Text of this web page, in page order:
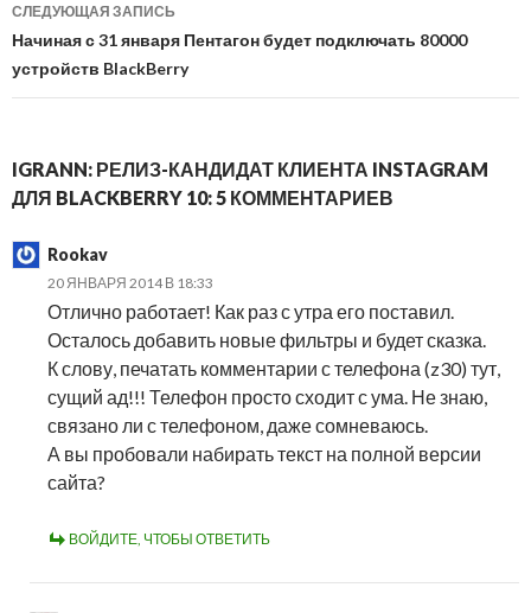
СЛЕДУЮЩАЯ ЗАПИСЬ
Начиная с 31 января Пентагон будет подключать 80000
устройств BlackBerry
IGRANN: РЕЛИЗ-КАНДИДАТ КЛИЕНТА INSTAGRAM
ДЛЯ BLACKBERRY 10: 5 КОММЕНТАРИЕВ
Rookav
20 ЯНВАРЯ 2014 В 18:33
Отлично работает! Как раз с утра его поставил.
Осталось добавить новые фильтры и будет сказка.
К слову, печатать комментарии с телефона (z30) тут,
сущий ад!!! Телефон просто сходит с ума. Не знаю,
связано ли с телефоном, даже сомневаюсь.
А вы пробовали набирать текст на полной версии
сайта?
ВОЙДИТЕ, ЧТОБЫ ОТВЕТИТЬ